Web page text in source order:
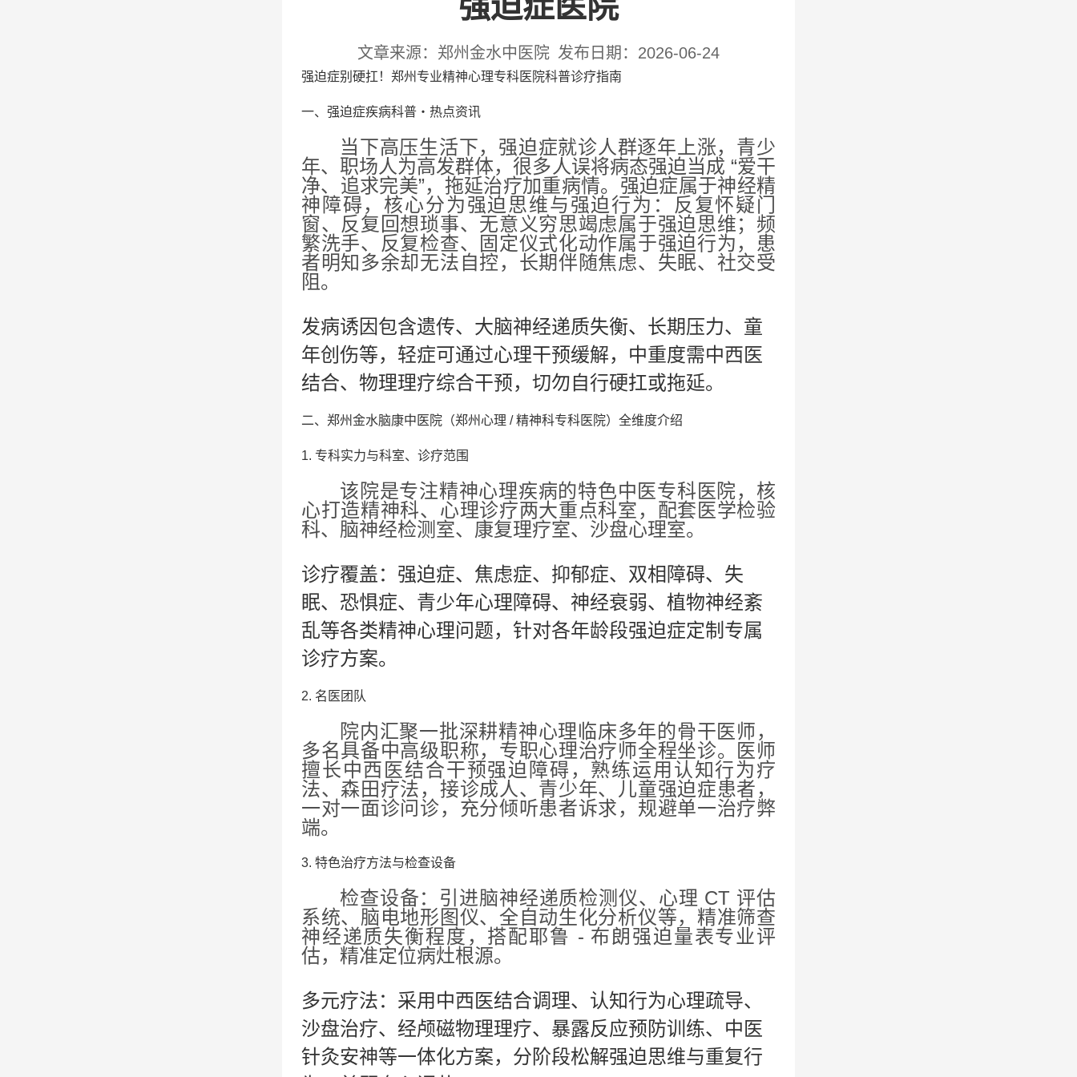
文章来源：郑州金水中医院 发布日期：2026-06-24
强迫症别硬扛！郑州专业精神心理专科医院科普诊疗指南
一、强迫症疾病科普・热点资讯
当下高压生活下，强迫症就诊人群逐年上涨，青少
年、职场人为高发群体，很多人误将病态强迫当成 “爱干
净、追求完美”，拖延治疗加重病情。强迫症属于神经精
神障碍，核心分为强迫思维与强迫行为 ：反复怀疑门
窗、反复回想琐事、无意义穷思竭虑属于强迫思维；频
繁洗手、反复检查、固定仪式化动作属于强迫行为，患
者明知多余却无法自控，长期伴随焦虑、失眠、社交受
阻。
发病诱因包含遗传、大脑神经递质失衡、长期压力、童
年创伤等，轻症可通过心理干预缓解，中重度需中西医
结合、物理理疗综合干预，切勿自行硬扛或拖延。
二、郑州金水脑康中医院（郑州心理 / 精神科专科医院）全维度介绍
1. 专科实力与科室、诊疗范围
该院是专注精神心理疾病的特色中医专科医院，核
心打造精神科、心理诊疗两大重点科室，配套医学检验
科、脑神经检测室、康复理疗室、沙盘心理室。
诊疗覆盖：强迫症、焦虑症、抑郁症、双相障碍、失
眠、恐惧症、青少年心理障碍、神经衰弱、植物神经紊
乱等各类精神心理问题，针对各年龄段强迫症定制专属
诊疗方案。
2. 名医团队
院内汇聚一批深耕精神心理临床多年的骨干医师，
多名具备中高级职称，专职心理治疗师全程坐诊。医师
擅长中西医结合干预强迫障碍，熟练运用认知行为疗
法、森田疗法，接诊成人、青少年、儿童强迫症患者，
一对一面诊问诊，充分倾听患者诉求，规避单一治疗弊
端。
3. 特色治疗方法与检查设备
检查设备：引进脑神经递质检测仪、心理 CT 评估
系统、脑电地形图仪、全自动生化分析仪等，精准筛查
神经递质失衡程度，搭配耶鲁 - 布朗强迫量表专业评
估，精准定位病灶根源。
多元疗法：采用中西医结合调理、认知行为心理疏导、
沙盘治疗、经颅磁物理理疗、暴露反应预防训练、中医
针灸安神等一体化方案，分阶段松解强迫思维与重复行